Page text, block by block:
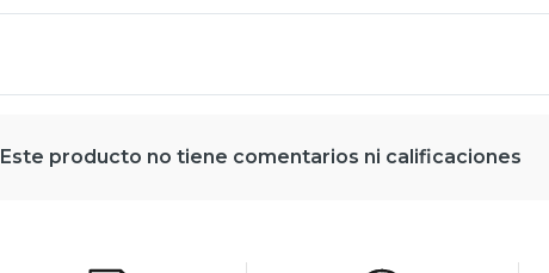
Este producto no tiene comentarios ni calificaciones